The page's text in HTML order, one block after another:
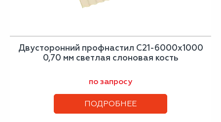
Двусторонний профнастил С21-6000х1000
0,70 мм светлая слоновая кость
по запросу
ПОДРОБНЕЕ